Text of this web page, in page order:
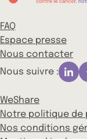
FAQ
Espace presse
Nous contacter
Nous suivre :
WeShare
Notre politique
Nos conditions